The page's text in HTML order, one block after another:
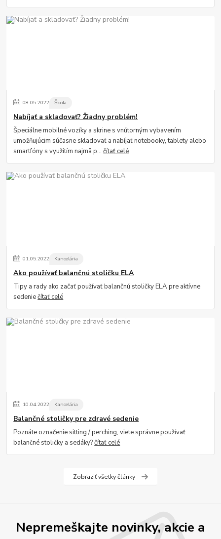
08.05.2022 Škola
Nabíjať a skladovať? Žiadny problém!
Špeciálne mobilné vozíky a skrine s vnútorným vybavením
umožňujúcim súčasne skladovať a nabíjať notebooky, tablety alebo
smartfóny s využitím najmä p...čítať celé
01.05.2022 Kancelária
Ako používať balančnú stoličku ELA
Tipy a rady ako začať používať balančnú stoličky ELA pre aktívne
sedeniečítať celé
10.04.2022 Kancelária
Balančné stoličky pre zdravé sedenie
Poznáte označenie sitting / perching, viete správne používať
balančné stoličky a sedáky?čítať celé
Zobraziť všetky články
Nepremeškajte novinky, akcie a